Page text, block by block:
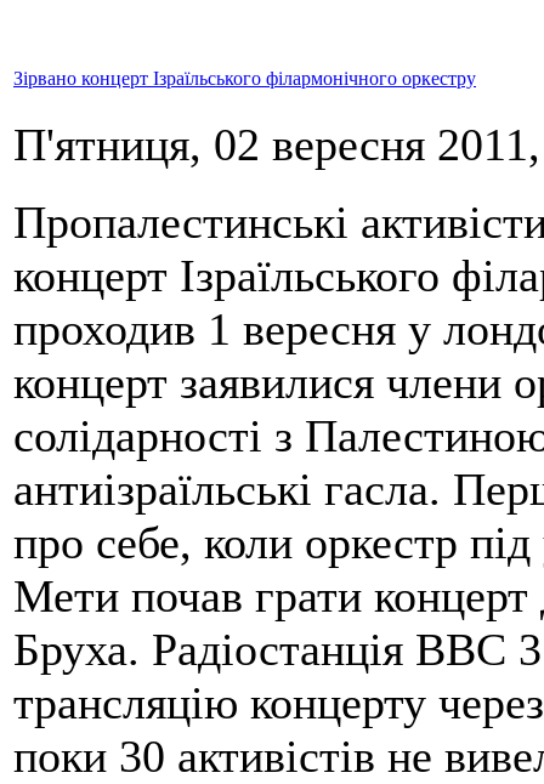
Зірвано концерт Ізраїльського філармонічного оркестру
П'ятниця, 02 вересня
Пропалестинські
концерт Ізраїльського
проходив 1 вересня у
концерт заявилися члени
солідарності з
антиізраїльські гасла.
про себе, коли оркестр
Мети почав грати
Бруха. Радіостанція BBC
трансляцію концерту
поки 30 активістів не